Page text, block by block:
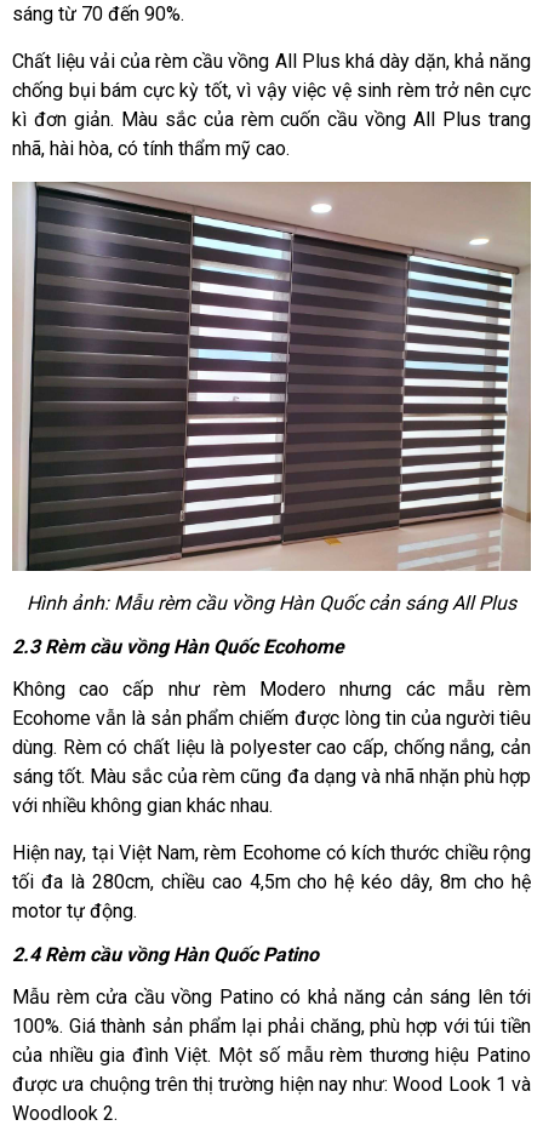
sáng từ 70 đến 90%.
Chất liệu vải của rèm cầu vồng All Plus khá dày dặn, khả năng
chống bụi bám cực kỳ tốt, vì vậy việc vệ sinh rèm trở nên cực
kì đơn giản. Màu sắc của rèm cuốn cầu vồng All Plus trang
nhã, hài hòa, có tính thẩm mỹ cao.
Hình ảnh: Mẫu rèm cầu vồng Hàn Quốc cản sáng All Plus
2.3 Rèm cầu vồng Hàn Quốc Ecohome
Không cao cấp như rèm Modero nhưng các mẫu rèm
Ecohome vẫn là sản phẩm chiếm được lòng tin của người tiêu
dùng. Rèm có chất liệu là polyester cao cấp, chống nắng, cản
sáng tốt. Màu sắc của rèm cũng đa dạng và nhã nhặn phù hợp
với nhiều không gian khác nhau.
Hiện nay, tại Việt Nam, rèm Ecohome có kích thước chiều rộng
tối đa là 280cm, chiều cao 4,5m cho hệ kéo dây, 8m cho hệ
motor tự động.
2.4 Rèm cầu vồng Hàn Quốc Patino
Mẫu rèm cửa cầu vồng Patino có khả năng cản sáng lên tới
100%. Giá thành sản phẩm lại phải chăng, phù hợp với túi tiền
của nhiều gia đình Việt. Một số mẫu rèm thương hiệu Patino
được ưa chuộng trên thị trường hiện nay như: Wood Look 1 và
Woodlook 2.